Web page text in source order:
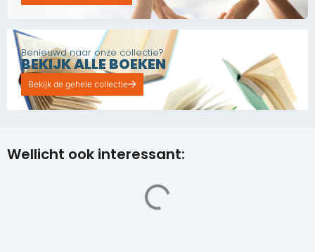
Benieuwd naar onze collectie?
BEKIJK ALLE BOEKEN
Bekijk de gehele collectie
Wellicht ook interessant: